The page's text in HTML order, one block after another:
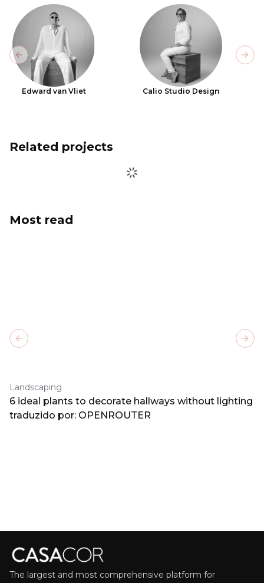
Edward van Vliet Calio Studio Design
Previous slide
Related projects
Most read
Landscaping
6 ideal plants to decorate hallways without lighting
traduzido por: OPENROUTER
Previous slide
The largest and most comprehensive platform for